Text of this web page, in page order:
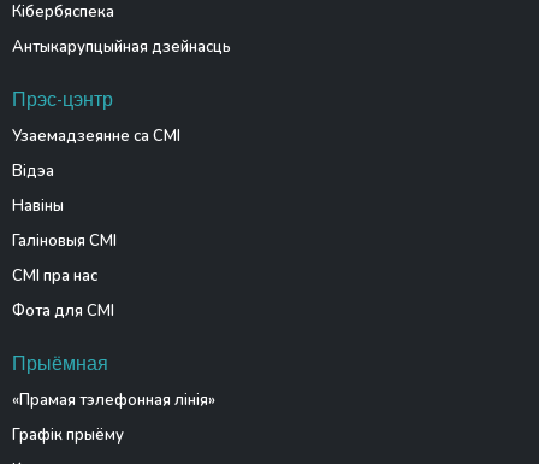
Кібербяспека
Антыкарупцыйная дзейнасць
Прэс-цэнтр
Узаемадзеянне са СМІ
Відэа
Навіны
Галіновыя СМІ
СМІ пра нас
Фота для СМІ
Прыёмная
«Прамая тэлефонная лінія»
Графік прыёму